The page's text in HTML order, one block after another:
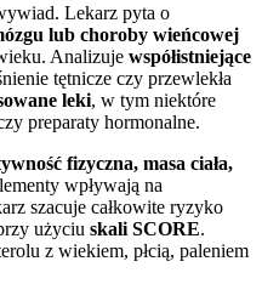
Lekarz pyta o
lub choroby wieńcowej
Analizuje współistniejące
tętnicze czy przewlekła
leki, w tym niektóre
preparaty hormonalne.
fizyczna, masa ciała,
wpływają na
szacuje całkowite ryzyko
użyciu skali SCORE.
z wiekiem, płcią, paleniem